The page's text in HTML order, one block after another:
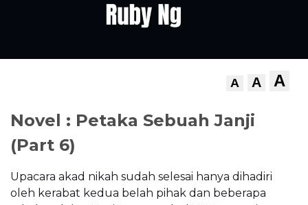
A A A
Novel : Petaka Sebuah Janji
(Part 6)
Upacara akad nikah sudah selesai hanya dihadiri
oleh kerabat kedua belah pihak dan beberapa